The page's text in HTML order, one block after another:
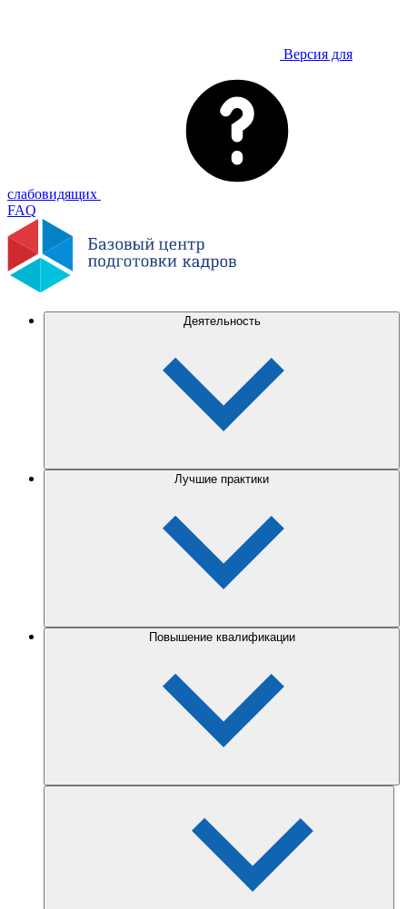
Версия для
слабовидящих
FAQ
Деятельность
Лучшие практики
Повышение квалификации